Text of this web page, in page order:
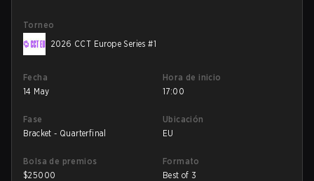
Torneo
2026 CCT Europe Series #1
Fecha
14 May
Hora de inicio
17:00
Fase
Bracket - Quarterfinal
Ubicación
EU
Bolsa de premios
$25000
Formato
Best of 3